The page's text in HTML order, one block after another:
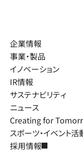
企業情報
事業・製品
イノベーション
IR情報
サステナビリティ
ニュース
Creating for
スポーツ・イベント活
採用情報